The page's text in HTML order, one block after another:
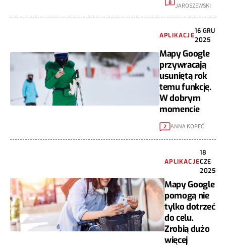
8 JAROSZEWSKI
APLIKACJE
16 GRU
2025
Mapy Google
przywracają
usuniętą rok
temu funkcję.
W dobrym
momencie
2 ANNA KOPEĆ
APLIKACJE
18
CZE
2025
Mapy Google
pomogą nie
tylko dotrzeć
do celu.
Zrobią dużo
więcej